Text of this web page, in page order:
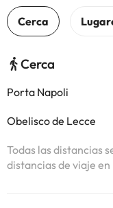
Cerca
Porta Napoli
Obelisco de Lecce
Todas las distancias
distancias de viaje